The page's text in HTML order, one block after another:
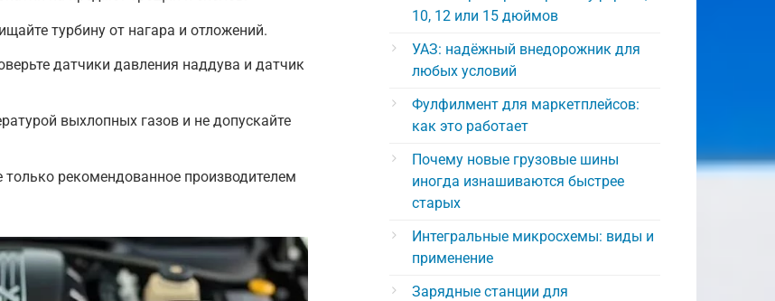
турбину от нагара и отложений.
датчики давления наддува и датчик
выхлопных газов и не допускайте
только рекомендованное производителем
10, 12 или 15 дюймов
УАЗ: надёжный внедорожник для
любых условий
Фулфилмент для маркетплейсов:
как это работает
Почему новые грузовые шины
иногда изнашиваются быстрее
старых
Интегральные микросхемы: виды и
применение
Зарядные станции для